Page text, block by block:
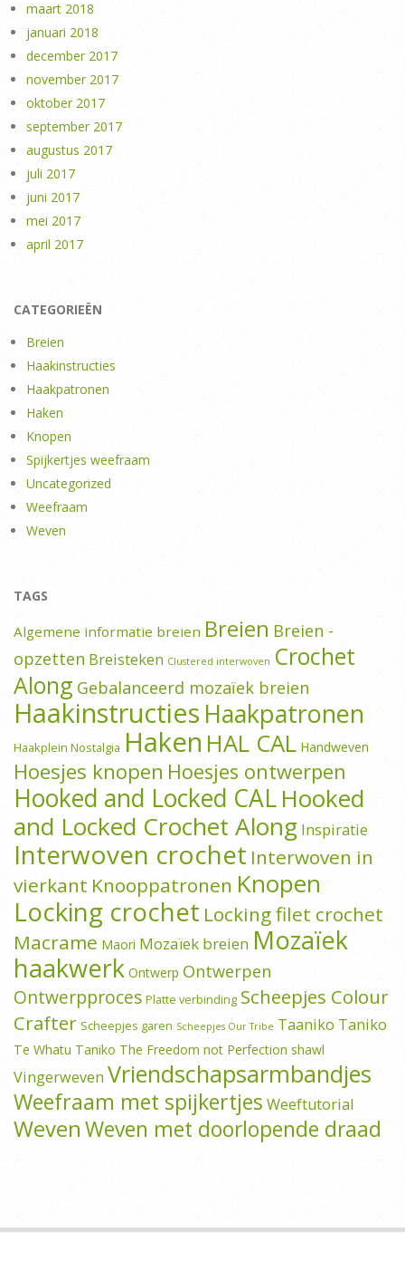
maart 2018
januari 2018
december 2017
november 2017
oktober 2017
september 2017
augustus 2017
juli 2017
juni 2017
mei 2017
april 2017
CATEGORIEËN
Breien
Haakinstructies
Haakpatronen
Haken
Knopen
Spijkertjes weefraam
Uncategorized
Weefraam
Weven
TAGS
Algemene informatie breien Breien Breien -
opzetten Breisteken Clustered interwoven Crochet
Along Gebalanceerd mozaïek breien
Haakinstructies Haakpatronen
Haakplein Nostalgia Haken HAL CAL Handweven
Hoesjes knopen Hoesjes ontwerpen
Hooked and Locked CALHooked
and Locked Crochet Along Inspiratie
Interwoven crochet Interwoven in
vierkant Knooppatronen Knopen
Locking crochet Locking filet crochet
Macrame Maori Mozaïek breien Mozaïek
haakwerk Ontwerp Ontwerpen
Ontwerpproces Platte verbinding Scheepjes Colour
Crafter Scheepjes garen Scheepjes Our Tribe Taaniko Taniko
Te Whatu Taniko The Freedom not Perfection shawl
VingerwevenVriendschapsarmbandjes
Weefraam met spijkertjes Weeftutorial
WevenWeven met doorlopende draad